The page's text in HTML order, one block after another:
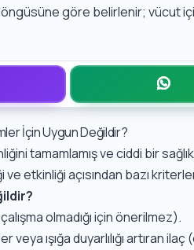
döngüsüne göre belirlenir; vücut
İçin Uygun Değildir?
tamamlamış ve ciddi bir
etkinliği açısından bazı
olmadığı için önerilmez).
ışığa duyarlılığı artıran